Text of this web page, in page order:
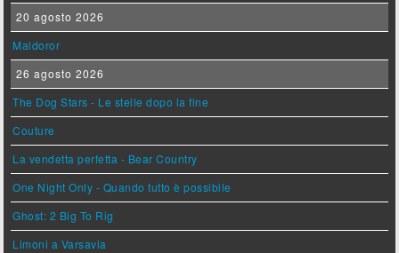
20 agosto 2026
Maldoror
26 agosto 2026
The Dog Stars - Le stelle dopo la fine
Couture
La vendetta perfetta - Bear Country
One Night Only - Quando tutto è possibile
Ghost: 2 Big To Rig
Limoni a Varsavia